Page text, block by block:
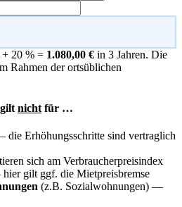
20 % = 1.080,00 € in 3 Jahren. Die
Rahmen der ortsüblichen
nicht für …
die Erhöhungsschritte sind vertraglich
sich am Verbraucherpreisindex
gilt ggf. die Mietpreisbremse
(z.B. Sozialwohnungen) —